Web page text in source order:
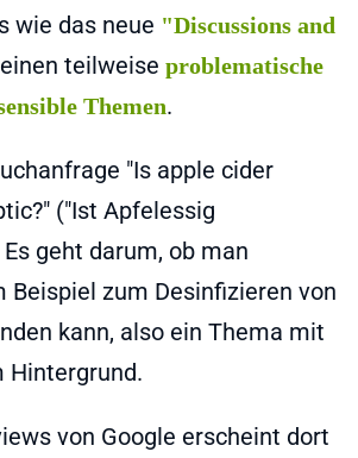
wie das neue "Discussions and
teilweise problematische
Themen.
"Is apple cider
("Ist Apfelessig
geht darum, ob man
Beispiel zum Desinfizieren von
kann, also ein Thema mit
Hintergrund.
von Google erscheint dort